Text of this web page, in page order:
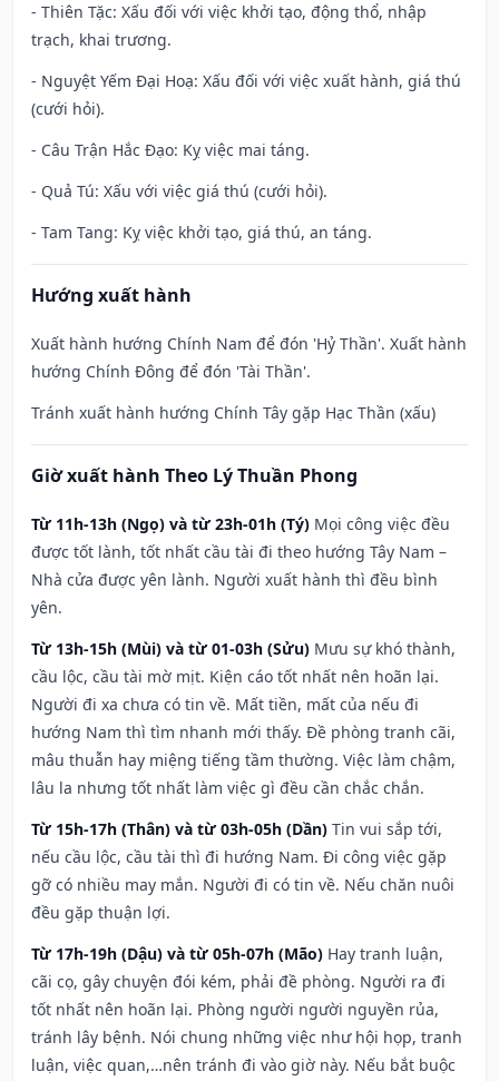
- Thiên Tặc: Xấu đối với việc khởi tạo, động thổ, nhập
trạch, khai trương.
- Nguyệt Yếm Đại Hoạ: Xấu đối với việc xuất hành, giá thú
(cưới hỏi).
- Câu Trận Hắc Đạo: Kỵ việc mai táng.
- Quả Tú: Xấu với việc giá thú (cưới hỏi).
- Tam Tang: Kỵ việc khởi tạo, giá thú, an táng.
Hướng xuất hành
Xuất hành hướng Chính Nam để đón 'Hỷ Thần'. Xuất hành
hướng Chính Đông để đón 'Tài Thần'.
Tránh xuất hành hướng Chính Tây gặp Hạc Thần (xấu)
Giờ xuất hành Theo Lý Thuần Phong
Từ 11h-13h (Ngọ) và từ 23h-01h (Tý) Mọi công việc đều
được tốt lành, tốt nhất cầu tài đi theo hướng Tây Nam –
Nhà cửa được yên lành. Người xuất hành thì đều bình
yên.
Từ 13h-15h (Mùi) và từ 01-03h (Sửu) Mưu sự khó thành,
cầu lộc, cầu tài mờ mịt. Kiện cáo tốt nhất nên hoãn lại.
Người đi xa chưa có tin về. Mất tiền, mất của nếu đi
hướng Nam thì tìm nhanh mới thấy. Đề phòng tranh cãi,
mâu thuẫn hay miệng tiếng tầm thường. Việc làm chậm,
lâu la nhưng tốt nhất làm việc gì đều cần chắc chắn.
Từ 15h-17h (Thân) và từ 03h-05h (Dần) Tin vui sắp tới,
nếu cầu lộc, cầu tài thì đi hướng Nam. Đi công việc gặp
gỡ có nhiều may mắn. Người đi có tin về. Nếu chăn nuôi
đều gặp thuận lợi.
Từ 17h-19h (Dậu) và từ 05h-07h (Mão) Hay tranh luận,
cãi cọ, gây chuyện đói kém, phải đề phòng. Người ra đi
tốt nhất nên hoãn lại. Phòng người người nguyền rủa,
tránh lây bệnh. Nói chung những việc như hội họp, tranh
luận, việc quan,…nên tránh đi vào giờ này. Nếu bắt buộc